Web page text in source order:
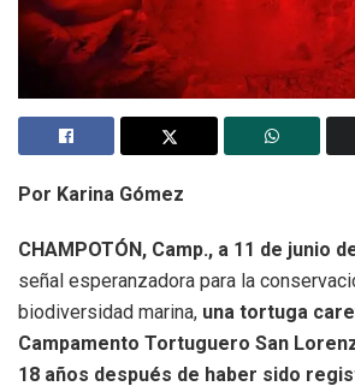
Por Karina Gómez
CHAMPOTÓN, Camp., a 11 de junio
señal esperanzadora para la
biodiversidad marina, una tortuga
Campamento Tortuguero San
18 años después de haber sido